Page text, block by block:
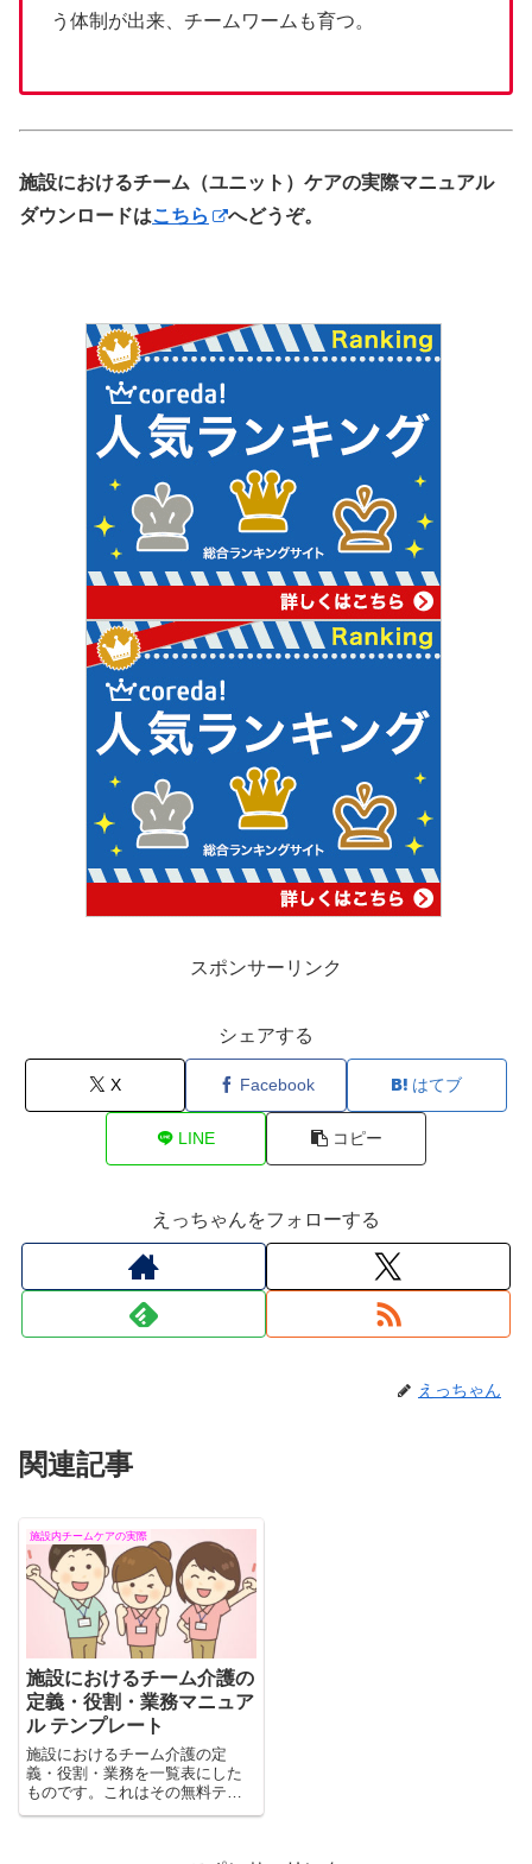
う体制が出来、チームワームも育つ。
施設におけるチーム（ユニット）ケアの実際マニュアル
ダウンロードはこちら へどうぞ。
スポンサーリンク
シェアする
X Facebook はてブ
LINE コピー
えっちゃんをフォローする
えっちゃん
関連記事
施設内チームケアの実際
施設におけるチーム介護の
定義・役割・業務マニュア
ル テンプレート
施設におけるチーム介護の定
義・役割・業務を一覧表にした
ものです。これはその無料テン
プレートです。『施設における